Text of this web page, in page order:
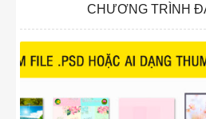
CHƯƠNG TRÌNH